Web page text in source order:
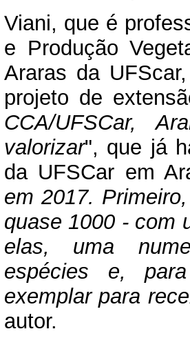
Viani, que é
e Produção
Araras da
projeto de
CCA/UFSCar,
valorizar", que já
da UFSCar em
em 2017.
quase 1000 - com
elas, uma
espécies e,
exemplar para
autor.